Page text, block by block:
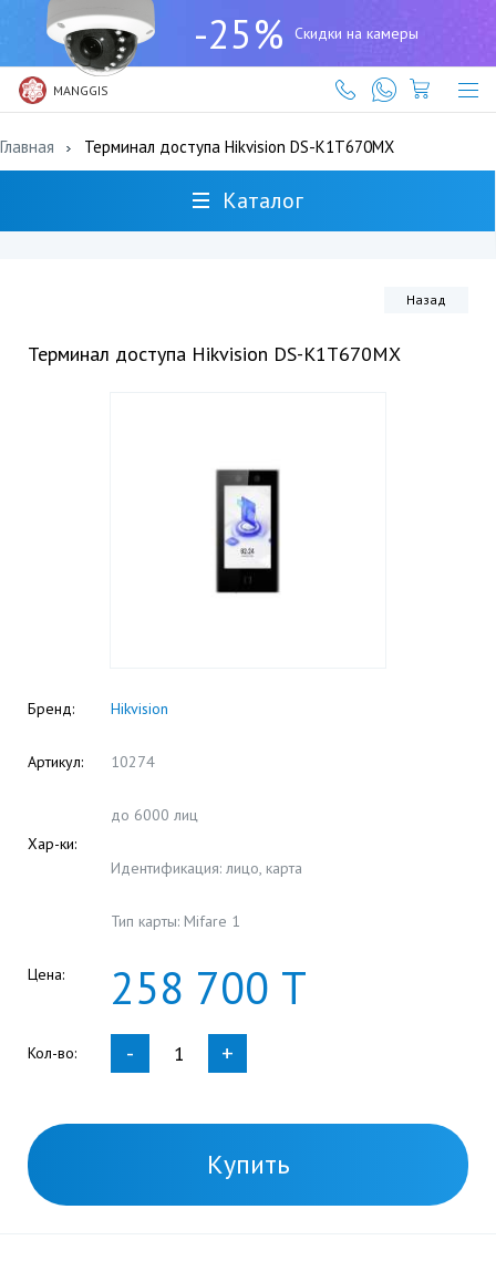
-25% Скидки на камеры
MANGGIS
(727)
317-
61-
61
Главная Терминал доступа Hikvision DS-K1T670MX
Каталог
Назад
Терминал доступа Hikvision DS-K1T670MX
Бренд: Hikvision
Артикул: 10274
Хар-ки:
до 6000 лиц
Идентификация: лицо, карта
Тип карты: Mifare 1
Цена: 258 700 Т
Кол-во: - +
Купить